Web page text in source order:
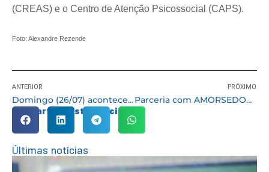
(CREAS) e o Centro de Atenção Psicossocial (CAPS).
Foto: Alexandre Rezende
ANTERIOR
Domingo (26/07) acontece o 1º Café com Axé evento que antecede a Caminhada da Cultura de Paz
PRÓXIMO
Parceria com AMORSEDOA e Faculdade Estácio mobiliza servidores para doação de sangue
Compartilhe esta notícia:
Últimas notícias